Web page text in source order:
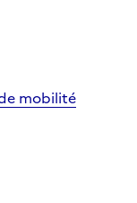
mobilité